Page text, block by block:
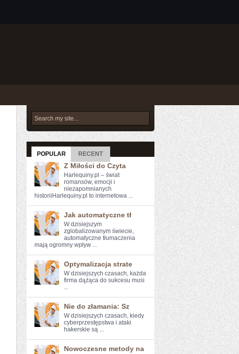
POPULAR RECENT
Z Miłości do Czyta
Harlequiny.pl – świat
romansów, emocji i
niezapomnianych
historiiHarlequiny.pl to internetowa ...
Jak automatyczne tł
W‌ dzisiejszym
zglobalizowanym​ świecie,
⁣automatyczne ⁣tłumaczenia
mają ogromny wpływ ...
Optymalizacja strate
W dzisiejszych czasach, każda
firma dążąca do sukcesu musi
...
Nie do złamania: Sz
W ‍dzisiejszych czasach, kiedy
cyberprzestępstwa i ‌ataki
hakerskie są ...
Nowoczesne metody na